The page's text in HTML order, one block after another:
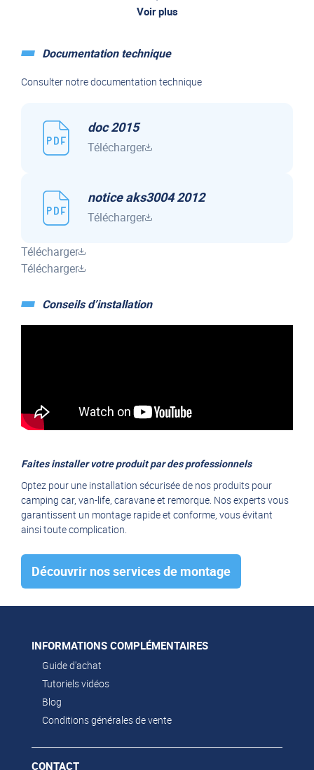
*Attention : ce produit est uniquement destiné aux remorques ou
mm.
Voir plus
Documentation technique
Consulter notre documentation technique
doc 2015
Télécharger
notice aks3004 2012
Télécharger
Télécharger
Télécharger
Conseils d’installation
Faites installer votre produit par des professionnels
Optez pour une installation sécurisée de nos produits pour
camping car, van-life, caravane et remorque. Nos experts vous
garantissent un montage rapide et conforme, vous évitant
ainsi toute complication.
Découvrir nos services de montage
INFORMATIONS COMPLÉMENTAIRES
Guide d'achat
Tutoriels vidéos
Blog
Conditions générales de vente
CONTACT